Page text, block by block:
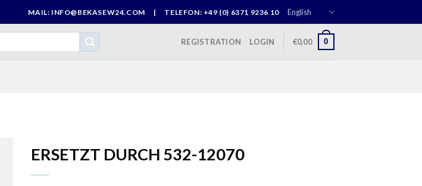
MAIL: INFO@BEKASEW24.COM | TELEFON: +49 (0) 6371 9236 10 English
REGISTRATION LOGIN €0,00 0
ERSETZT DURCH 532-12070